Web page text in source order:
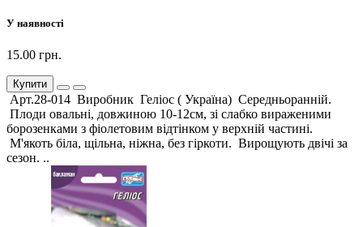
У наявності
15.00 грн.
Купити
Арт.28-014 Виробник Геліос ( Україна) Середньоранній.
Плоди овальні, довжиною 10-12см, зі слабко вираженими
борозенками з фіолетовим відтінком у верхній частині.
М'якоть біла, щільна, ніжна, без гіркоти. Вирощують двічі за
сезон. ..